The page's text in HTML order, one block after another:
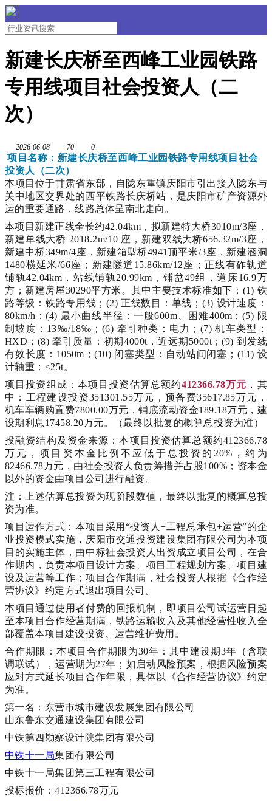
新建长庆桥至西峰工业园铁路
专用线项目社会投资人（二
次）
2026-06-08 70 0
项目名称：新建长庆桥至西峰工业园铁路专用线项目社会
投资人（二次）
本项目位于甘肃省东部，自陇东重镇庆阳市引出接入陇东与
关中地区交界处的西平铁路长庆桥站，是庆阳市矿产资源外
运的重要通路，线路总体呈南北走向。
本项目新建正线全长约42.04km，拟新建特大桥3010m/3座，
新建单线大桥 2018.2m/10 座，新建双线大桥656.32m/3座，
新建中桥349m/4座，新建箱型桥4941顶平米/3座，新建涵洞
1480横延米/66座；新建隧道15.86km/12座；正线有砟轨道
铺轨42.04km，站线铺轨20.99km，铺岔49组，道床16.9万
方；新建房屋30290平方米。其中主要技术标准如下：(1) 铁
路等级：铁路专用线；(2) 正线数目：单线；(3) 设计速度：
80km/h；(4) 最小曲线半径：一般600m、困难400m；(5) 限
制坡度：13‰/18‰；(6) 牵引种类：电力；(7) 机车类型：
HXD；(8) 牵引质量：初期4000t，近远期5000t；(9) 到发线
有效长度：1050m；(10) 闭塞类型：自动站间闭塞；(11) 设
计轴重：≤25t。
项目投资组成：本项目投资估算总额约412366.78万元 ，其
中：工程建设投资351301.55万元，预备费35617.85万元，
机车车辆购置费7800.00万元，铺底流动资金189.18万元，建
设期利息17458.20万元。（最终以批复的概算总投资为准）
投融资结构及资金来源：本项目投资估算总额约412366.78
万元，项目资本金比例不应低于总投资的20%，约为
82466.78万元，由社会投资人负责筹措并占股100%；资本金
以外的资金由项目公司进行融资。
注：上述估算总投资为现阶段数值，最终以批复的概算总投
资为准。
项目运作方式：本项目采用 “投资人+工程总承包+运营”的企
业投资模式实施，庆阳市交通投资建设集团有限公司为本项
目的实施主体，由中标社会投资人出资成立项目公司，在合
作期内，负责本项目设计方案、项目工程规划方案、项目建
设及运营等工作；项目合作期满，社会投资人根据《合作经
营协议》约定方式退出项目公司。
本项目通过使用者付费的回报机制，即项目公司试运营日起
至本项目合作经营期满，铁路运输收入及其他经营性收入全
部覆盖本项目建设投资、运营维护费用。
合作期限：本项目合作期限为30年：其中建设期3年（含联
调联试），运营期为27年；如启动风险预案，根据风险预案
应对方式延长项目合作年限，具体以《合作经营协议》约定
为准。
第一名：东营市城市建设发展集团有限公司
山东鲁东交通建设集团有限公司
中铁第四勘察设计院集团有限公司
中铁十一局集团有限公司
中铁十一局集团第三工程有限公司
投标报价：412366.78万元